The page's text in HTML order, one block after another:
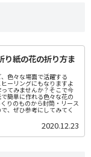
り紙の花の折り方ま
色々な場面で活躍する
ーリングにもなりますよ
てみませんか？そこで今
簡単に作れる色々な花の
りのものから封筒・リース
、ぜひ参考にしてみてく
2020.12.23